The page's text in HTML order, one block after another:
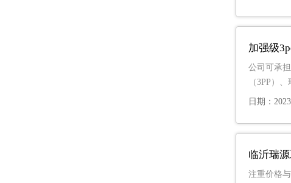
加强级
公司可承
（3PP）
日期：
临沂瑞
注重价格